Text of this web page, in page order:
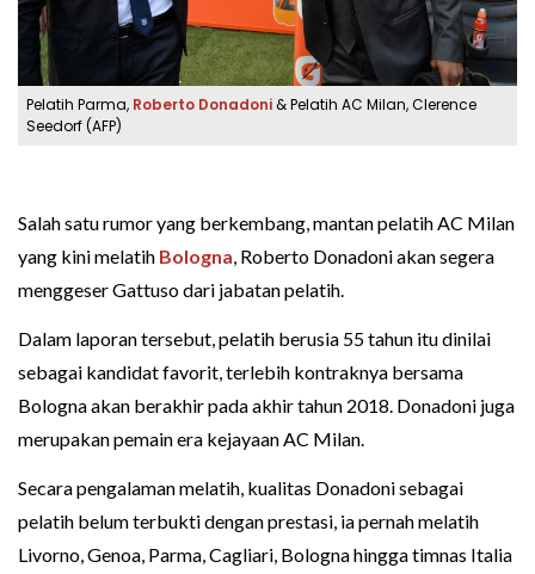
Pelatih Parma, Roberto Donadoni& Pelatih AC Milan, Clerence
Seedorf (AFP)
Salah satu rumor yang berkembang, mantan pelatih AC Milan
yang kini melatih Bologna , Roberto Donadoni akan segera
menggeser Gattuso dari jabatan pelatih.
Dalam laporan tersebut, pelatih berusia 55 tahun itu dinilai
sebagai kandidat favorit, terlebih kontraknya bersama
Bologna akan berakhir pada akhir tahun 2018. Donadoni juga
merupakan pemain era kejayaan AC Milan.
Secara pengalaman melatih, kualitas Donadoni sebagai
pelatih belum terbukti dengan prestasi, ia pernah melatih
Livorno, Genoa, Parma, Cagliari, Bologna hingga timnas Italia